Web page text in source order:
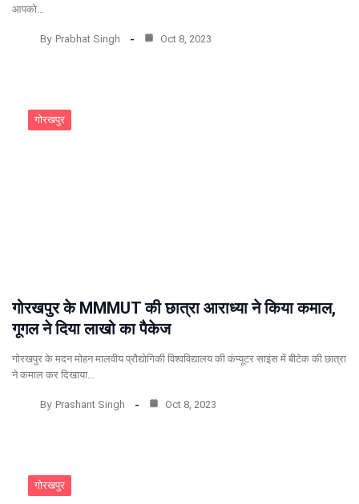
आपको…
By Prabhat Singh Oct 8, 2023
गोरखपुर
गोरखपुर के MMMUT की छात्रा आराध्या ने किया कमाल,
गूगल ने दिया लाखो का पैकेज
गोरखपुर के मदन मोहन मालवीय प्रौद्योगिकी विश्वविद्यालय की कंप्यूटर साइंस में बीटेक की छात्रा
ने कमाल कर दिखाया…
By Prashant Singh Oct 8, 2023
गोरखपुर